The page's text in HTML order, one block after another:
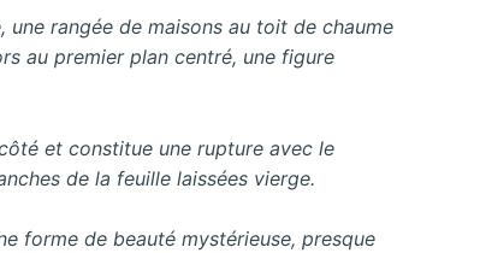
une rangée de maisons au toit de chaume
au premier plan centré, une figure
et constitue une rupture avec le
de la feuille laissées vierge.
forme de beauté mystérieuse, presque